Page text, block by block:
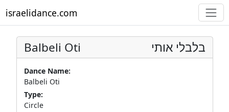
israelidance.com
Balbeli Oti בלבלי אותי
Dance Name:
Balbeli Oti
Type:
Circle